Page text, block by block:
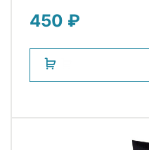
450 ₽